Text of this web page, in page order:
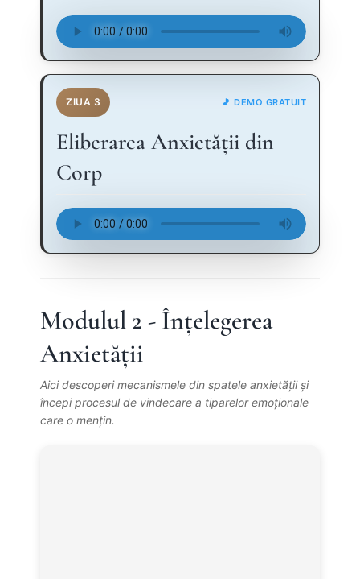
ZIUA 3 🎵 DEMO GRATUIT
Eliberarea Anxietății din
Corp
Modulul 2 - Înțelegerea
Anxietății
Aici descoperi mecanismele din spatele anxietății și
începi procesul de vindecare a tiparelor emoționale
care o mențin.